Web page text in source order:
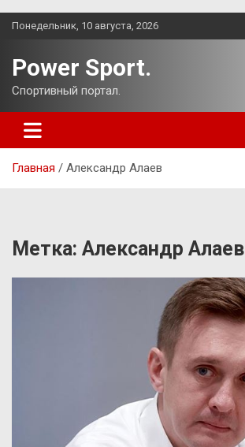
Перейти
Понедельник, 10 августа, 2026
Power Sport.
Спортивный портал.
Главная Александр Алаев
Метка: Александр Алаев